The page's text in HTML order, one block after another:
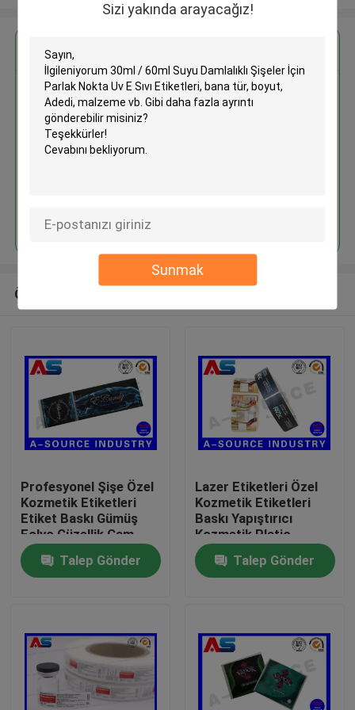
Sizi yakında arayacağız!
Sunmak
Ürünler
Hakkımızda
30ml / 60ml Suyu Damlalıklı
Şişeler İçin Parlak Nokta Uv E
Önerilen Ürünler
Profesyonel Şişe Özel
Kozmetik Etiketleri
Etiket Baskı Gümüş
Folyo Güzellik Cam
Şişe Etiketi Için
Talep Gönder
Lazer Etiketleri Özel
Kozmetik Etiketleri
Baskı Yapıştırıcı
Kozmetik Platic
Şişeler İçin
Özelleştirilmiş Rulo
Etiketleri
Talep Gönder